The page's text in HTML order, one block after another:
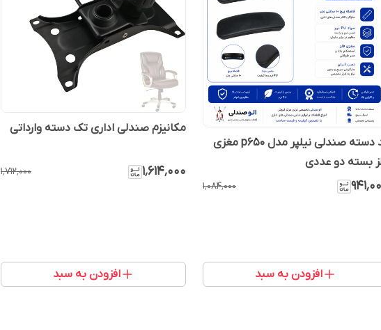
پد دسته صندلی نیلپر مدل p650 مغزی
بسته دو عددی
۱٬۰۸۴٬۰۰۰
افزودن به سبد
مکانیزم صندلی اداری تک دسته وارداتی
۱٬۶۱۴٬۰۰۰ ۱٬۷۱۲٬۰۰۰
افزودن به سبد